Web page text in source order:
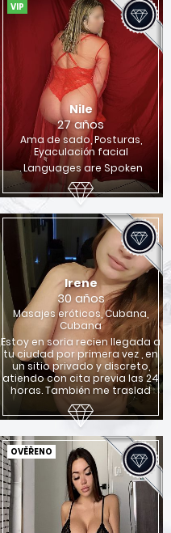
VIP
Nile
27 años
Ama de sado, Posturas,
Eyaculación facial
. Languages ​​are Spoken
Irene
30 años
Masajes eróticos, Cubana,
Cubana
Estoy en soria recien llegada a
tu ciudad por primera vez , en
un sitio privado y discreto,
atiendo con cita previa las 24
horas. También me traslad
OVĚŘENO